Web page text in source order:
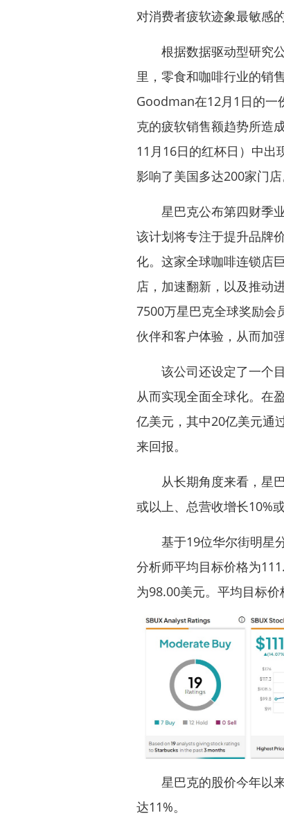
对消费者疲软迹象最敏感
根据数据驱动型研究公
里，零食和咖啡行业的销
Goodman在12月1日的一
克的疲软销售额趋势所造
11月16日的红杯日）中出
影响了美国多达200家门店
星巴克公布第四财季业
该计划将专注于提升品牌
化。这家全球咖啡连锁店
店，加速翻新，以及推动
7500万星巴克全球奖励会
伙伴和客户体验，从而加
该公司还设定了一个目
从而实现全面全球化。在
亿美元，其中20亿美元通
来回报。
从长期角度来看，星巴
或以上、总营收增长10%
基于19位华尔街明星分
分析师平均目标价格为
为98.00美元。平均目标价
星巴克的股价今年以来
达11%。